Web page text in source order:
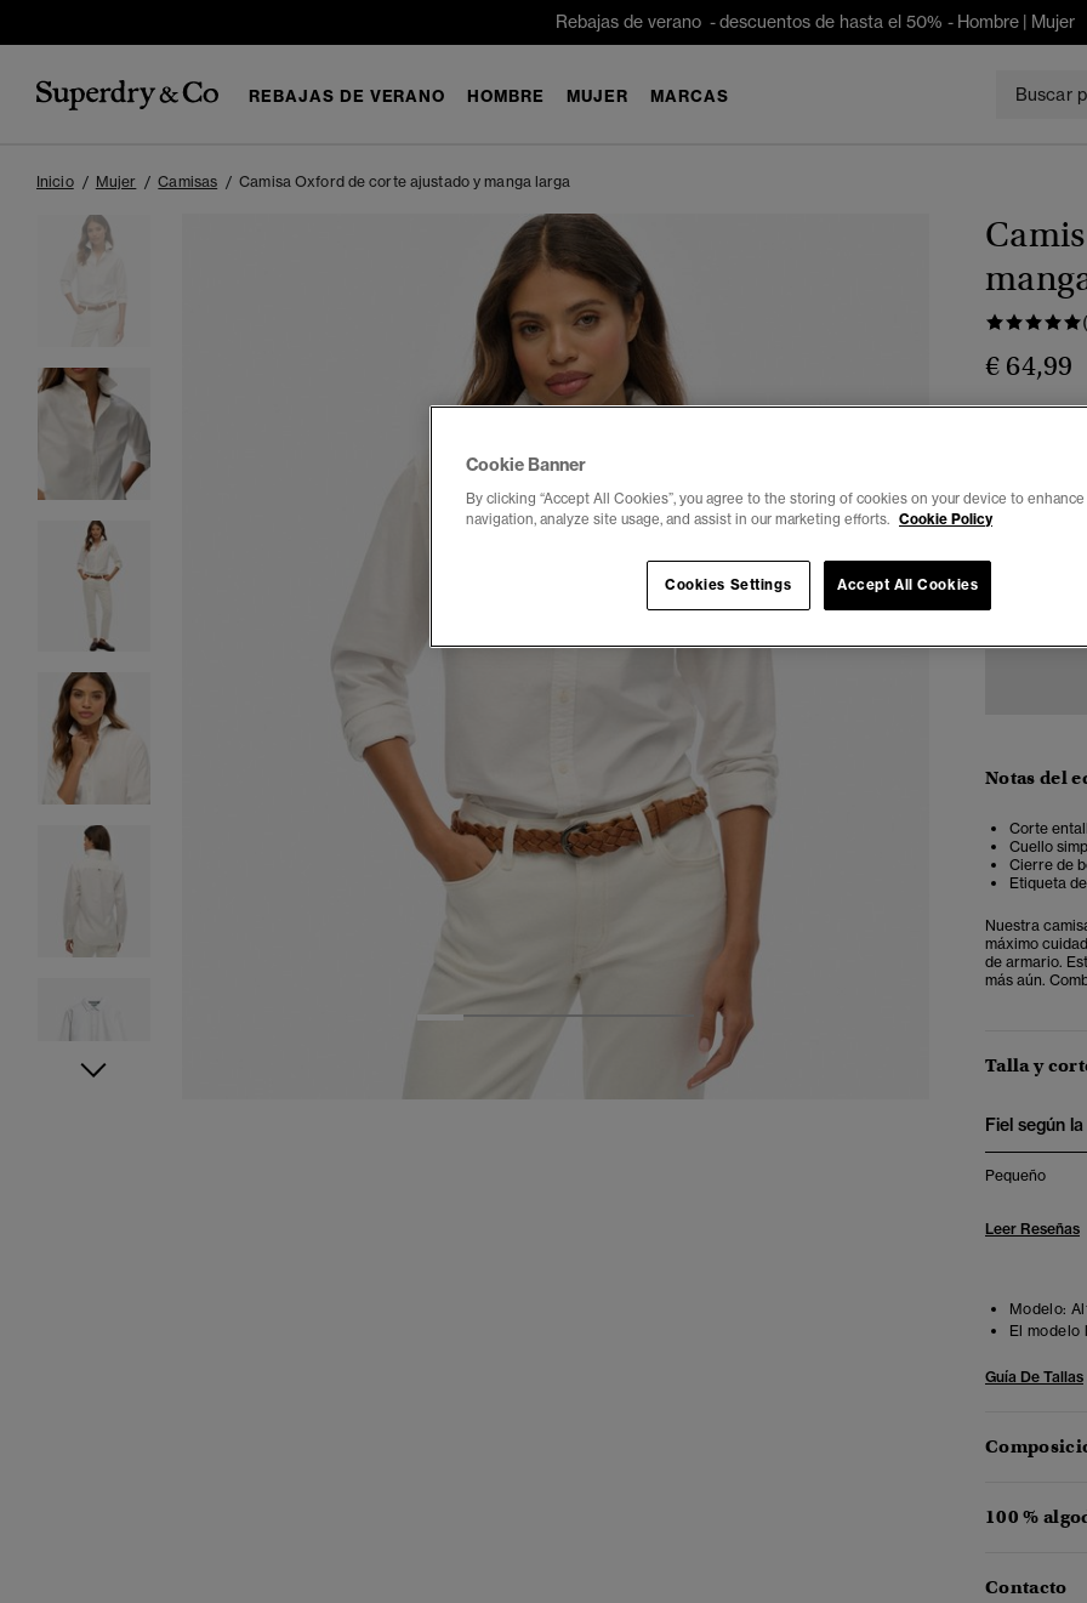
Rebajas de verano - descuentos de hasta el 50% - Hombre | Mujer
REBAJAS DE VERANO HOMBRE MUJER MARCAS
Inicio Mujer Camisas Camisa Oxford de corte ajustado y manga larga
€ 64,99
Notas del
Corte
Cuello
Cierre de
Etiqueta
Nuestra
máximo
de armario.
más aún.
Talla y
Fiel según
Pequeño
Leer Reseñas
Modelo:
El modelo
Guía De Tallas
100 %
Contacto
Cookie Banner
By clicking “Accept All Cookies”, you agree to the storing of cookies on your device to
navigation, analyze site usage, and assist in our marketing efforts. Cookie Policy
Accept All Cookies
Cookies Settings